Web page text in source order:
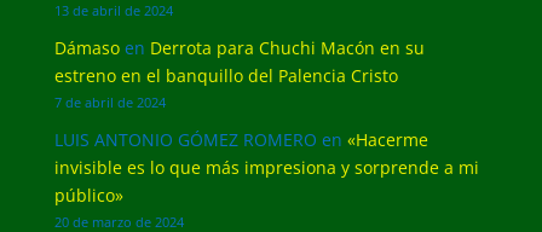
13 de abril de 2024
Dámasoen Derrota para Chuchi Macón en su
estreno en el banquillo del Palencia Cristo
7 de abril de 2024
LUIS ANTONIO GÓMEZ ROMERO en «Hacerme
invisible es lo que más impresiona y sorprende a mi
público»
20 de marzo de 2024